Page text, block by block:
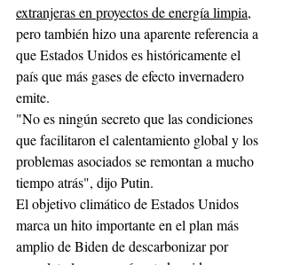
extranjeras en proyectos de energía limpia,
pero también hizo una aparente referencia a
que Estados Unidos es históricamente el
país que más gases de efecto invernadero
emite.
"No es ningún secreto que las condiciones
que facilitaron el calentamiento global y los
problemas asociados se remontan a mucho
tiempo atrás", dijo Putin.
El objetivo climático de Estados Unidos
marca un hito importante en el plan más
amplio de Biden de descarbonizar por